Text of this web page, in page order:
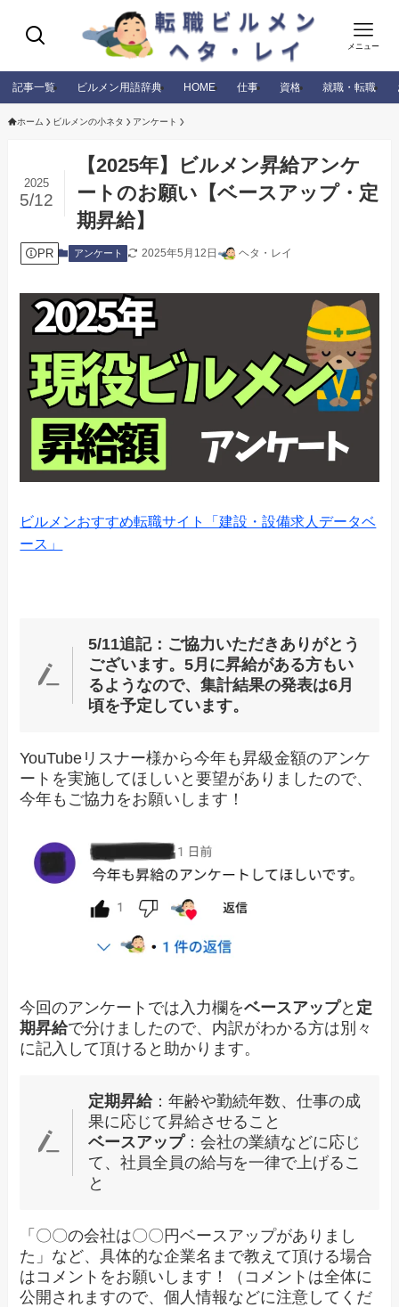
メニュー
記事一覧 ビルメン用語辞典 HOME 仕事 資格 就職・転職
ホーム ビルメンの小ネタ アンケート
【2025年】ビルメン昇給アンケ
ートのお願い【ベースアップ・定
期昇給】
2025
5/12
PR アンケート 2025年5月12日 ヘタ・レイ
ビルメンおすすめ転職サイト「建設・設備求人データベ
ース」
5/11追記：ご協力いただきありがとう
ございます。5月に昇給がある方もい
るようなので、集計結果の発表は6月
頃を予定しています。
YouTubeリスナー様から今年も昇級金額のアンケ
ートを実施してほしいと要望がありましたので、
今年もご協力をお願いします！
今回のアンケートでは入力欄をベースアップと 定
期昇給で分けましたので、内訳がわかる方は別々
に記入して頂けると助かります。
定期昇給：年齢や勤続年数、仕事の成
果に応じて昇給させること
ベースアップ：会社の業績などに応じ
て、社員全員の給与を一律で上げるこ
と
「〇〇の会社は〇〇円ベースアップがありまし
た」など、具体的な企業名まで教えて頂ける場合
はコメントをお願いします！（コメントは全体に
公開されますので、個人情報などに注意してくだ